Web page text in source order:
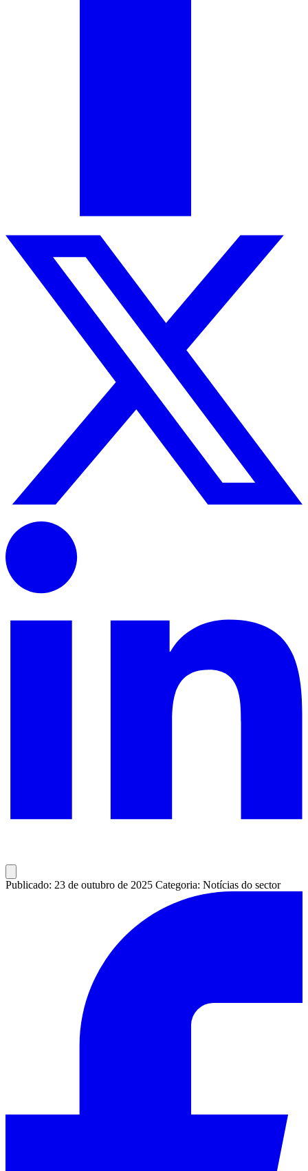
Publicado: 23 de outubro de 2025 Categoria: Notícias do sector